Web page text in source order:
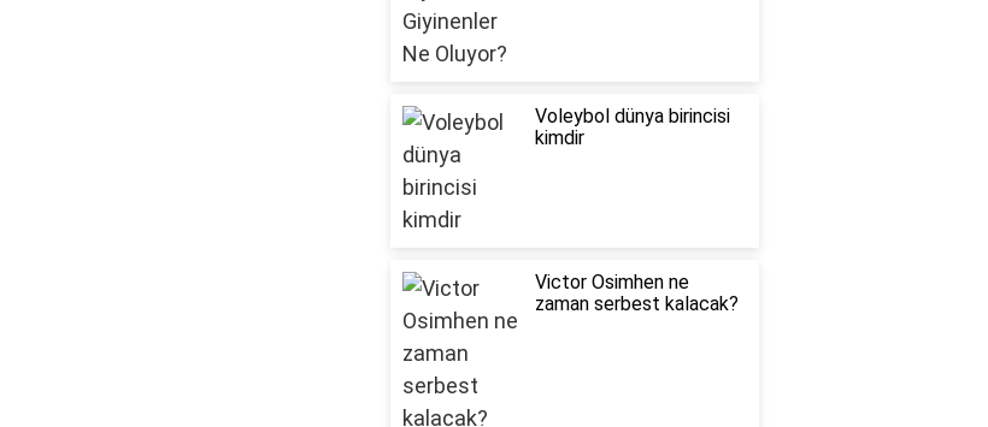
Voleybol dünya birincisi
kimdir
Victor Osimhen ne
zaman serbest kalacak?